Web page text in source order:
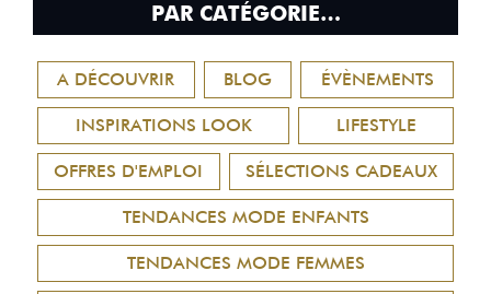
PAR CATÉGORIE…
A DÉCOUVRIR BLOG ÉVÈNEMENTS
INSPIRATIONS LOOK LIFESTYLE
OFFRES D'EMPLOI SÉLECTIONS CADEAUX
TENDANCES MODE ENFANTS
TENDANCES MODE FEMMES